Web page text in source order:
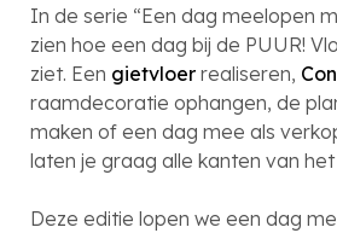
In de serie “Een dag meelopen
zien hoe een dag bij de PUUR!
ziet. Een gietvloer realiseren,
raamdecoratie ophangen, de
maken of een dag mee als
laten je graag alle kanten van
Deze editie lopen we een dag